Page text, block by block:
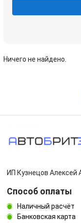
Ничего не найдено.
ИП Кузнецов Алексей
Способ оплаты
Наличный расчёт
Банковская карта